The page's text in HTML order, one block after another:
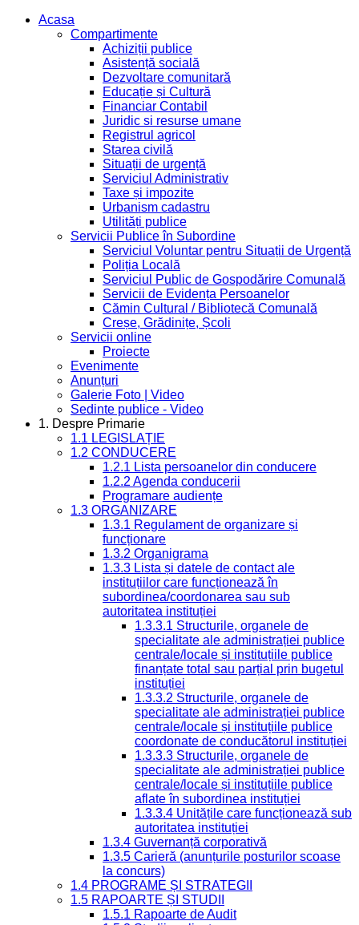
Acasa
Compartimente
Achiziții publice
Asistență socială
Dezvoltare comunitară
Educație și Cultură
Financiar Contabil
Juridic si resurse umane
Registrul agricol
Starea civilă
Situații de urgență
Serviciul Administrativ
Taxe și impozite
Urbanism cadastru
Utilități publice
Servicii Publice în Subordine
Serviciul Voluntar pentru Situații de Urgență
Poliția Locală
Serviciul Public de Gospodărire Comunală
Servicii de Evidența Persoanelor
Cămin Cultural / Bibliotecă Comunală
Creșe, Grădinițe, Școli
Servicii online
Proiecte
Evenimente
Anunțuri
Galerie Foto | Video
Sedinte publice - Video
1. Despre Primarie
1.1 LEGISLAȚIE
1.2 CONDUCERE
1.2.1 Lista persoanelor din conducere
1.2.2 Agenda conducerii
Programare audiențe
1.3 ORGANIZARE
1.3.1 Regulament de organizare și
funcționare
1.3.2 Organigrama
1.3.3 Lista și datele de contact ale
instituțiilor care funcționează în
subordinea/coordonarea sau sub
autoritatea instituției
1.3.3.1 Structurile, organele de
specialitate ale administrației publice
centrale/locale și instituțiile publice
finanțate total sau parțial prin bugetul
instituției
1.3.3.2 Structurile, organele de
specialitate ale administrației publice
centrale/locale și instituțiile publice
coordonate de conducătorul instituției
1.3.3.3 Structurile, organele de
specialitate ale administrației publice
centrale/locale și instituțiile publice
aflate în subordinea instituției
1.3.3.4 Unitățile care funcționează sub
autoritatea instituției
1.3.4 Guvernanță corporativă
1.3.5 Carieră (anunțurile posturilor scoase
la concurs)
1.4 PROGRAME ȘI STRATEGII
1.5 RAPOARTE ȘI STUDII
1.5.1 Rapoarte de Audit